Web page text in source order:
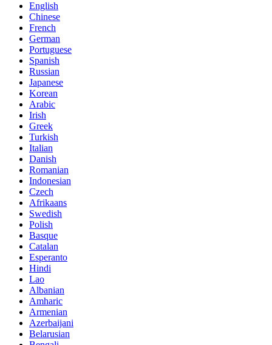
English
Chinese
French
German
Portuguese
Spanish
Russian
Japanese
Korean
Arabic
Irish
Greek
Turkish
Italian
Danish
Romanian
Indonesian
Czech
Afrikaans
Swedish
Polish
Basque
Catalan
Esperanto
Hindi
Lao
Albanian
Amharic
Armenian
Azerbaijani
Belarusian